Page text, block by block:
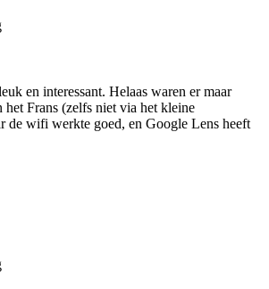
en interessant. Helaas waren er maar
Frans (zelfs niet via het kleine
de wifi werkte goed, en Google Lens heeft